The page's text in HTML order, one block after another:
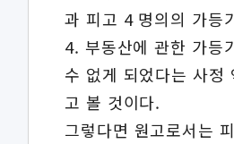
과 피고 4 명의의 가등
4. 부동산에 관한 가등
수 없게 되었다는 사정
고 볼 것이다.
그렇다면 원고로서는